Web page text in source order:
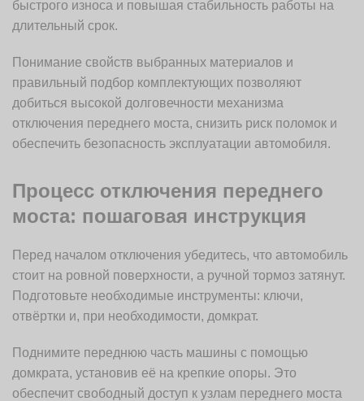
быстрого износа и повышая стабильность работы на
длительный срок.
Понимание свойств выбранных материалов и
правильный подбор комплектующих позволяют
добиться высокой долговечности механизма
отключения переднего моста, снизить риск поломок и
обеспечить безопасность эксплуатации автомобиля.
Процесс отключения переднего
моста: пошаговая инструкция
Перед началом отключения убедитесь, что автомобиль
стоит на ровной поверхности, а ручной тормоз затянут.
Подготовьте необходимые инструменты: ключи,
отвёртки и, при необходимости, домкрат.
Поднимите переднюю часть машины с помощью
домкрата, установив её на крепкие опоры. Это
обеспечит свободный доступ к узлам переднего моста